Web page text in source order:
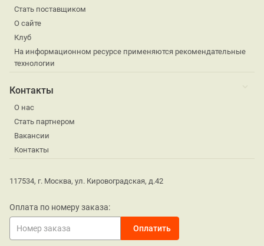
Стать поставщиком
О сайте
Клуб
На информационном ресурсе применяются рекомендательные
технологии
Контакты
О нас
Стать партнером
Вакансии
Контакты
117534, г. Москва, ул. Кировоградская, д.42
Оплата по номеру заказа: